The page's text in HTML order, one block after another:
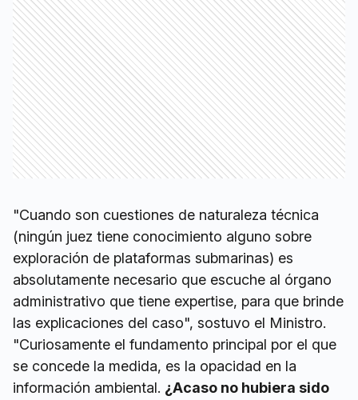
"Cuando son cuestiones de naturaleza técnica
(ningún juez tiene conocimiento alguno sobre
exploración de plataformas submarinas) es
absolutamente necesario que escuche al órgano
administrativo que tiene expertise, para que brinde
las explicaciones del caso", sostuvo el Ministro.
"Curiosamente el fundamento principal por el que
se concede la medida, es la opacidad en la
información ambiental. ¿Acaso no hubiera sido